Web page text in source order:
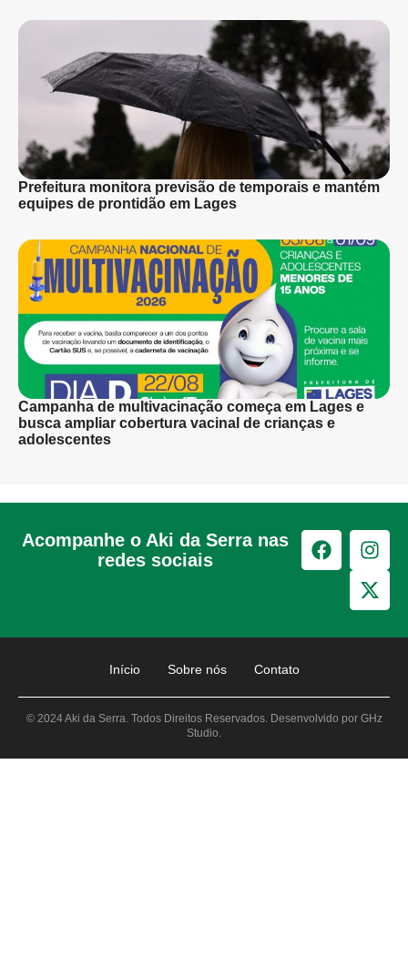
Prefeitura monitora previsão de temporais e mantém
equipes de prontidão em Lages
Campanha de multivacinação começa em Lages e
busca ampliar cobertura vacinal de crianças e
adolescentes
Acompanhe o Aki da Serra nas
redes sociais
Início Sobre nós Contato
© 2024 Aki da Serra. Todos Direitos Reservados. Desenvolvido por GHz
Studio.